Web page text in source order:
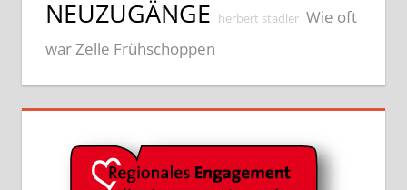
NEUZUGÄNGE herbert stadler Wie oft
war Zelle Frühschoppen